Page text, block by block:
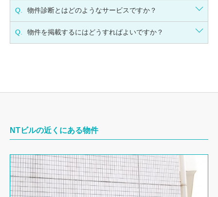
Q. 物件診断とはどのようなサービスですか？
Q. 物件を掲載するにはどうすればよいですか？
NTビルの近くにある物件